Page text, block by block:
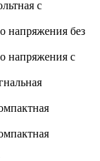
с
напряжения без
напряжения с